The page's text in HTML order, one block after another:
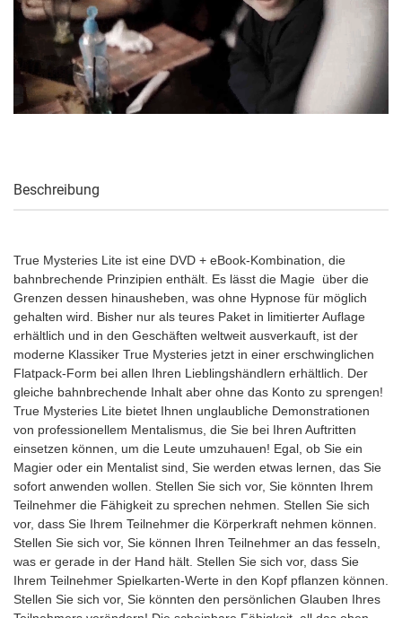
Beschreibung
True Mysteries Lite ist eine DVD + eBook-Kombination, die
bahnbrechende Prinzipien enthält. Es lässt die Magie über die
Grenzen dessen hinausheben, was ohne Hypnose für möglich
gehalten wird. Bisher nur als teures Paket in limitierter Auflage
erhältlich und in den Geschäften weltweit ausverkauft, ist der
moderne Klassiker True Mysteries jetzt in einer erschwinglichen
Flatpack-Form bei allen Ihren Lieblingshändlern erhältlich. Der
gleiche bahnbrechende Inhalt aber ohne das Konto zu sprengen!
True Mysteries Lite bietet Ihnen unglaubliche Demonstrationen
von professionellem Mentalismus, die Sie bei Ihren Auftritten
einsetzen können, um die Leute umzuhauen! Egal, ob Sie ein
Magier oder ein Mentalist sind, Sie werden etwas lernen, das Sie
sofort anwenden wollen. Stellen Sie sich vor, Sie könnten Ihrem
Teilnehmer die Fähigkeit zu sprechen nehmen. Stellen Sie sich
vor, dass Sie Ihrem Teilnehmer die Körperkraft nehmen können.
Stellen Sie sich vor, Sie können Ihren Teilnehmer an das fesseln,
was er gerade in der Hand hält. Stellen Sie sich vor, dass Sie
Ihrem Teilnehmer Spielkarten-Werte in den Kopf pflanzen können.
Stellen Sie sich vor, Sie könnten den persönlichen Glauben Ihres